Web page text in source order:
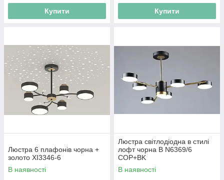
Купити Купити
Люстра 6 плафонів чорна +
золото XI3346-6
В наявності
Люстра світлодіодна в стилі
лофт чорна B N6369/6
COP+BK
В наявності